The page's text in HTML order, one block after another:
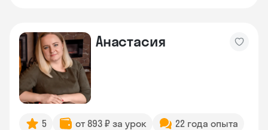
Анастасия
5 от 893 ₽ за урок
22 года опыта